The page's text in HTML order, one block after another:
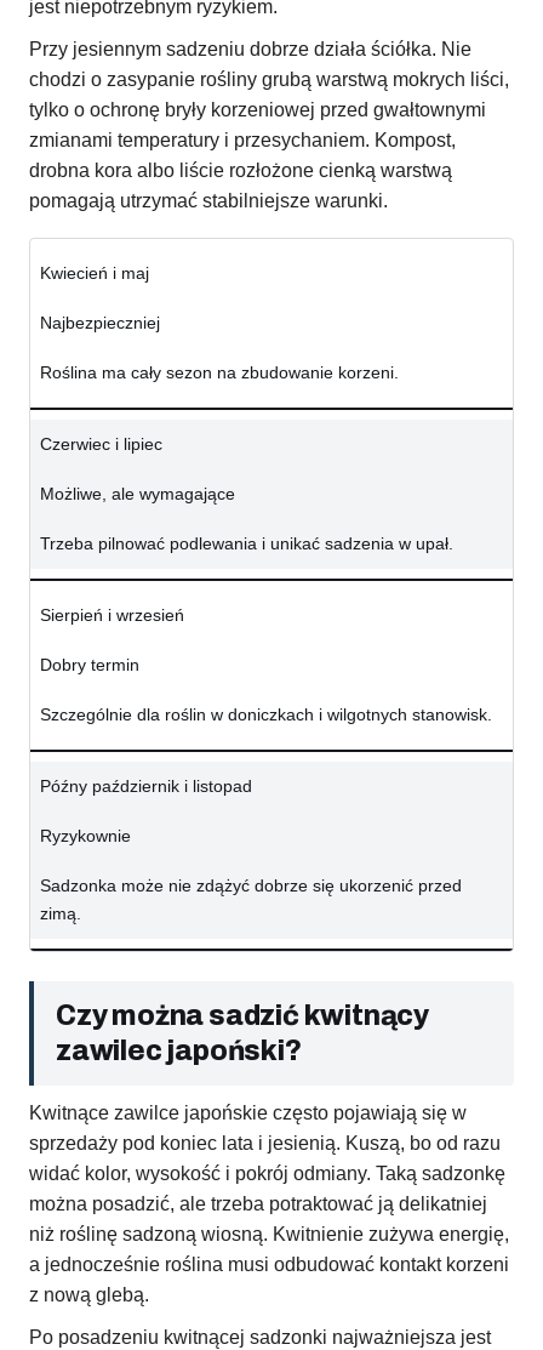
jest niepotrzebnym ryzykiem.
Przy jesiennym sadzeniu dobrze działa ściółka. Nie
chodzi o zasypanie rośliny grubą warstwą mokrych liści,
tylko o ochronę bryły korzeniowej przed gwałtownymi
zmianami temperatury i przesychaniem. Kompost,
drobna kora albo liście rozłożone cienką warstwą
pomagają utrzymać stabilniejsze warunki.
Kwiecień i maj
Najbezpieczniej
Roślina ma cały sezon na zbudowanie korzeni.
Czerwiec i lipiec
Możliwe, ale wymagające
Trzeba pilnować podlewania i unikać sadzenia w upał.
Sierpień i wrzesień
Dobry termin
Szczególnie dla roślin w doniczkach i wilgotnych stanowisk.
Późny październik i listopad
Ryzykownie
Sadzonka może nie zdążyć dobrze się ukorzenić przed
zimą.
Czy można sadzić kwitnący
zawilec japoński?
Kwitnące zawilce japońskie często pojawiają się w
sprzedaży pod koniec lata i jesienią. Kuszą, bo od razu
widać kolor, wysokość i pokrój odmiany. Taką sadzonkę
można posadzić, ale trzeba potraktować ją delikatniej
niż roślinę sadzoną wiosną. Kwitnienie zużywa energię,
a jednocześnie roślina musi odbudować kontakt korzeni
z nową glebą.
Po posadzeniu kwitnącej sadzonki najważniejsza jest